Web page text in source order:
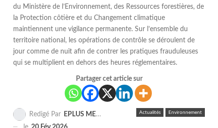
du Ministère de l’Environnement, des Ressources forestières, de
la Protection côtière et du Changement climatique
maintiennent une vigilance permanente. Sur l’ensemble du
territoire national, les opérations de contrôle se déroulent de
jour comme de nuit afin de contrer les pratiques frauduleuses
qui se multiplient en dehors des heures réglementaires.
Partager cet article sur
Actualités Environnement
Redigé Par
EPLUS MEDIA TV